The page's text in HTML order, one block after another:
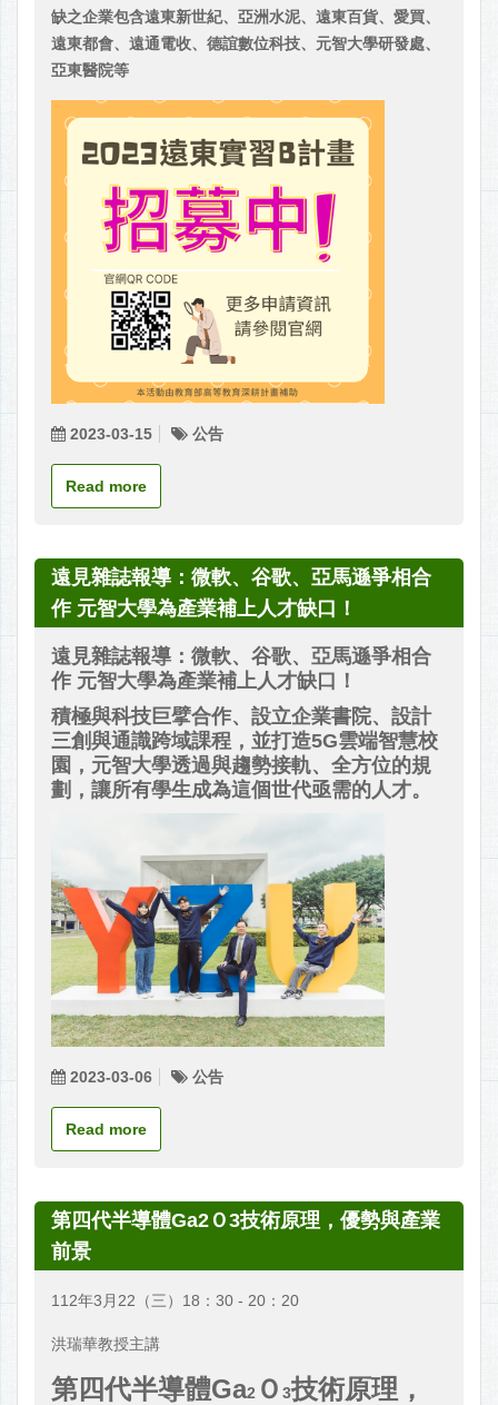
缺之企業包含遠東新世紀、亞洲水泥、遠東百貨、愛買、
遠東都會、遠通電收、德誼數位科技、元智大學研發處、
亞東醫院等
2023-03-15 公告
Read more
遠見雜誌報導：微軟、谷歌、亞馬遜爭相合
作 元智大學為產業補上人才缺口！
遠見雜誌報導：微軟、谷歌、亞馬遜爭相合
作 元智大學為產業補上人才缺口！
積極與科技巨擘合作、設立企業書院、設計
三創與通識跨域課程，並打造5G雲端智慧校
園，元智大學透過與趨勢接軌、全方位的規
劃，讓所有學生成為這個世代亟需的人才。
2023-03-06 公告
Read more
第四代半導體Ga2Ｏ3技術原理，優勢與產業
前景
112年3月22（三）18：30 - 20：20
洪瑞華教授主講
第四代半導體Ga2 Ｏ 3技術原理，